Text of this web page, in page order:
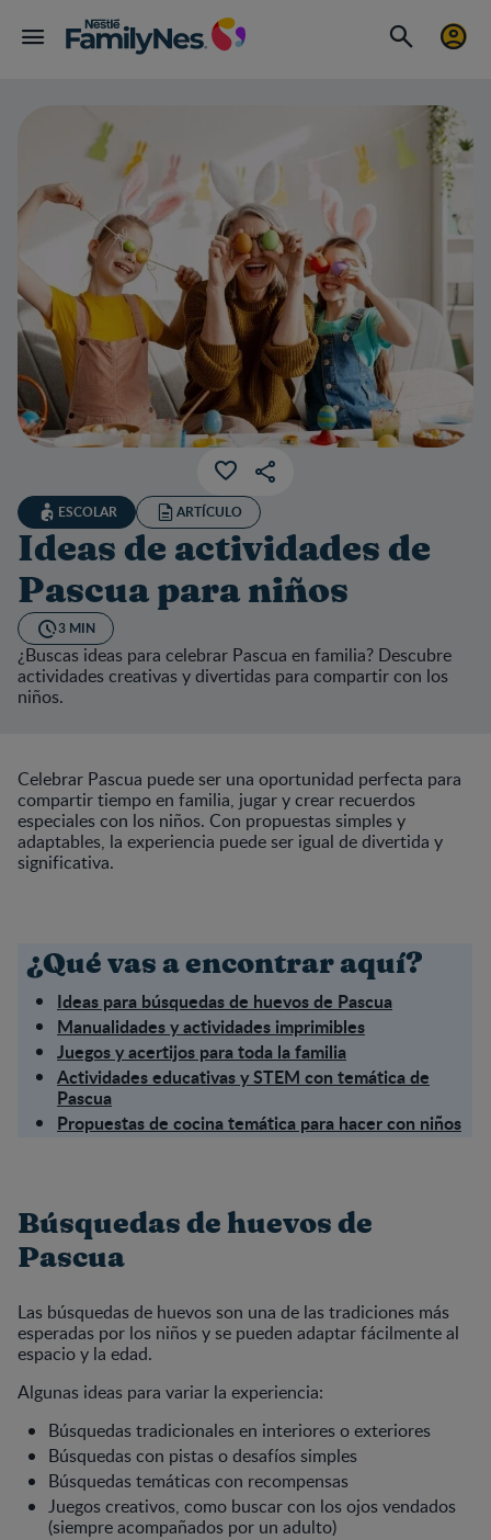
ESCOLAR ARTÍCULO
Ideas de actividades de
Pascua para niños
3 MIN
¿Buscas ideas para celebrar Pascua en familia? Descubre
actividades creativas y divertidas para compartir con los
niños.
Celebrar Pascua puede ser una oportunidad perfecta para
compartir tiempo en familia, jugar y crear recuerdos
especiales con los niños. Con propuestas simples y
adaptables, la experiencia puede ser igual de divertida y
significativa.
¿Qué vas a encontrar aquí?
Ideas para búsquedas de huevos de Pascua
Manualidades y actividades imprimibles
Juegos y acertijos para toda la familia
Actividades educativas y STEM con temática de
Pascua
Propuestas de cocina temática para hacer con niños
Búsquedas de huevos de
Pascua
Las búsquedas de huevos son una de las tradiciones más
esperadas por los niños y se pueden adaptar fácilmente al
espacio y la edad.
Algunas ideas para variar la experiencia:
Búsquedas tradicionales en interiores o exteriores
Búsquedas con pistas o desafíos simples
Búsquedas temáticas con recompensas
Juegos creativos, como buscar con los ojos vendados
(siempre acompañados por un adulto)